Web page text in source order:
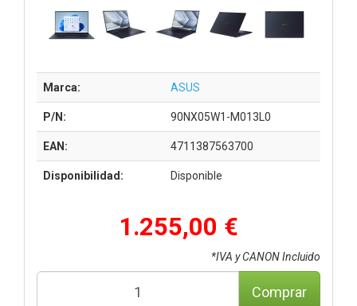
Marca: ASUS
P/N: 90NX05W1-M013L0
EAN: 4711387563700
Disponibilidad: Disponible
1.255,00 €
*IVA y CANON Incluido
Comprar